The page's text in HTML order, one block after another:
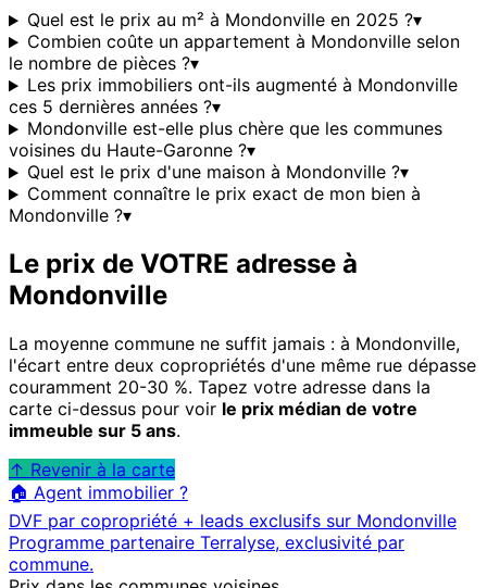
Quel est le prix au m² à Mondonville en 2025 ?▾
Combien coûte un appartement à Mondonville selon
le nombre de pièces ?▾
Les prix immobiliers ont-ils augmenté à Mondonville
ces 5 dernières années ?▾
Mondonville est-elle plus chère que les communes
voisines du Haute-Garonne ?▾
Quel est le prix d'une maison à Mondonville ?▾
Comment connaître le prix exact de mon bien à
Mondonville ?▾
Le prix de VOTRE adresse à
Mondonville
La moyenne commune ne suffit jamais : à Mondonville,
l'écart entre deux copropriétés d'une même rue dépasse
couramment 20-30 %. Tapez votre adresse dans la
carte ci-dessus pour voir le prix médian de votre
immeuble sur 5 ans.
↑ Revenir à la carte
🏠 Agent immobilier ?
DVF par copropriété + leads exclusifs sur Mondonville
Programme partenaire Terralyse, exclusivité par
commune.